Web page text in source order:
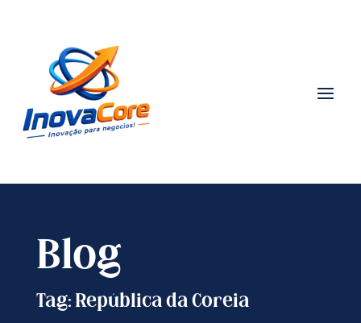
Blog
Tag: República da Coreia